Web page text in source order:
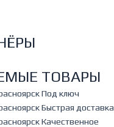
ТОВАРЫ
Под ключ
Быстрая доставка
Качественное